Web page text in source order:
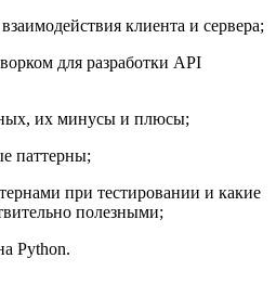
клиента и сервера;
для разработки API
их минусы и плюсы;
паттерны;
при тестировании и какие
полезными;
Python.